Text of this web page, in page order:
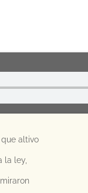
altivo
la ley,